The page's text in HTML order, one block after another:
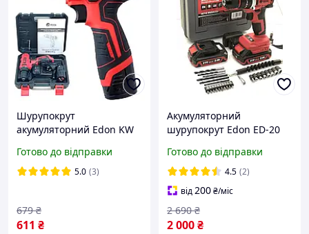
Шурупокрут
акумуляторний Edon KW
Швидкозатискний патрон
АКБ Li-ion 12 В 1.5 Ач
Готово до відправки
5.0 (3)
611 ₴
679 ₴
Акумуляторний
шурупокрут Edon ED-20
Готово до відправки
4.5 (2)
від200₴/міс
2 000₴
2 690 ₴